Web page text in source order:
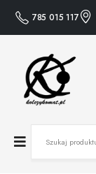
785 015 117